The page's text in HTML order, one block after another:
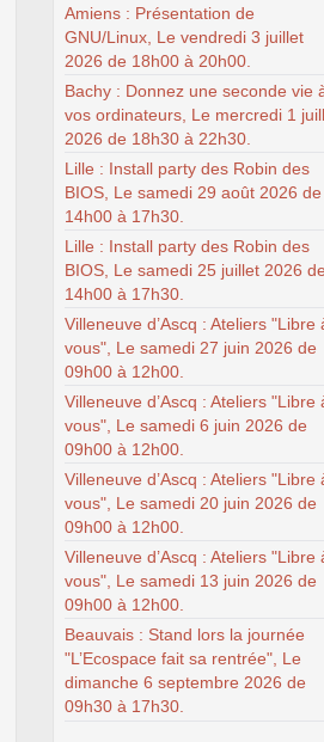
Amiens : Présentation de
GNU/Linux, Le vendredi 3 juillet
2026 de 18h00 à 20h00.
Bachy : Donnez une seconde vie
vos ordinateurs, Le mercredi 1
2026 de 18h30 à 22h30.
Lille : Install party des Robin des
BIOS, Le samedi 29 août 2026 de
14h00 à 17h30.
Lille : Install party des Robin des
BIOS, Le samedi 25 juillet 2026 de
14h00 à 17h30.
Villeneuve d’Ascq : Ateliers "Libre
vous", Le samedi 27 juin 2026 de
09h00 à 12h00.
Villeneuve d’Ascq : Ateliers "Libre
vous", Le samedi 6 juin 2026 de
09h00 à 12h00.
Villeneuve d’Ascq : Ateliers "Libre
vous", Le samedi 20 juin 2026 de
09h00 à 12h00.
Villeneuve d’Ascq : Ateliers "Libre
vous", Le samedi 13 juin 2026 de
09h00 à 12h00.
Beauvais : Stand lors la journée
"L’Ecospace fait sa rentrée", Le
dimanche 6 septembre 2026 de
09h30 à 17h30.